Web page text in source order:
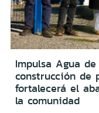
Impulsa Agua
construcción de
fortalecerá el
la comunidad